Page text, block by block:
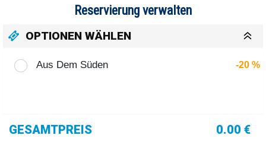
Reservierung verwalten
OPTIONEN WÄHLEN
Aus Dem Süden -20 %
GESAMTPREIS 0.00 €